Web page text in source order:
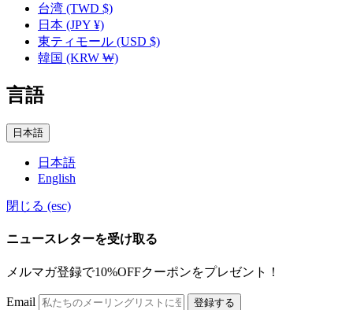
台湾 (TWD $)
日本 (JPY ¥)
東ティモール (USD $)
韓国 (KRW ₩)
言語
日本語
日本語
English
閉じる (esc)
ニュースレターを受け取る
メルマガ登録で10%OFFクーポンをプレゼント！
Email 登録する